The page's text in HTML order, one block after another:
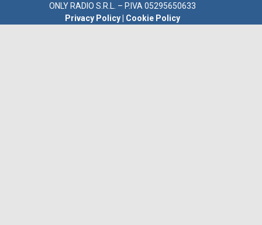
ONLY RADIO S.R.L. – P.IVA 05295650633
Privacy Policy
Cookie Policy